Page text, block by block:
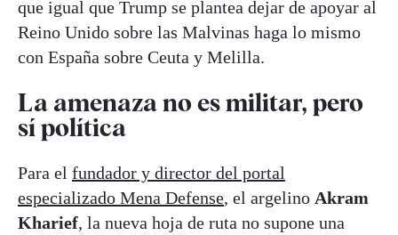
que igual que Trump se plantea dejar de apoyar al
Reino Unido sobre las Malvinas haga lo mismo
con España sobre Ceuta y Melilla.
La amenaza no es militar, pero
sí política
Para el fundador y director del portal
especializado Mena Defense, el argelino Akram
Kharief, la nueva hoja de ruta no supone una